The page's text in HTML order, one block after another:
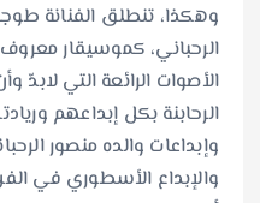
وهكذا، تنطلق الفنانة
الرحباني، كموسيقار
الأصوات الرائعة التي
الرحابنة بكل إبداعهم
وإبداعات والده منصور
والإبداع الأسطوري في